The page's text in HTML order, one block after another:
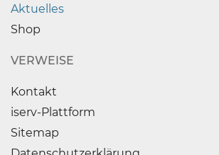
Aktuelles
Shop
VERWEISE
Kontakt
iserv-Plattform
Sitemap